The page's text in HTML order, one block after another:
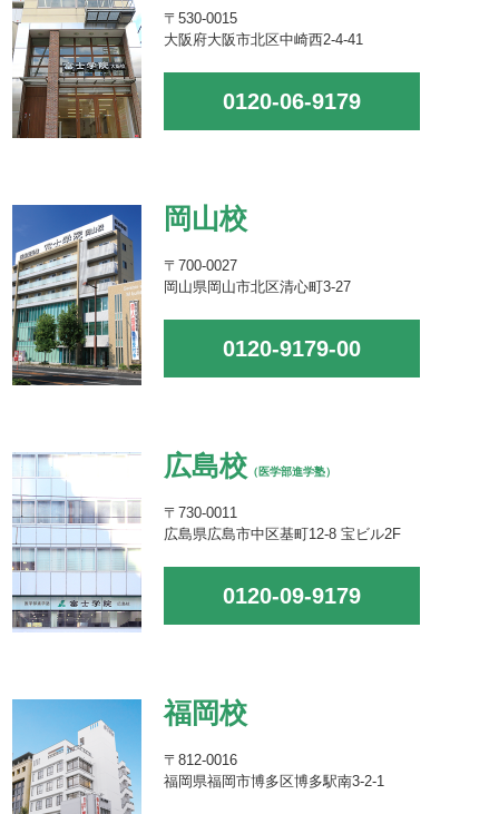
〒530-0015
大阪府大阪市北区中崎西2-4-41
0120-06-9179
岡山校
〒700-0027
岡山県岡山市北区清心町3-27
0120-9179-00
広島校 （医学部進学塾）
〒730-0011
広島県広島市中区基町12-8 宝ビル2F
0120-09-9179
福岡校
〒812-0016
福岡県福岡市博多区博多駅南3-2-1